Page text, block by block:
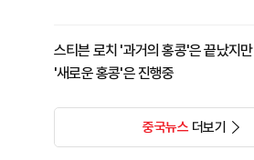
스티븐 로치 '과거의 홍콩'은 끝났지만
'새로운 홍콩'은 진행중
중국뉴스더보기